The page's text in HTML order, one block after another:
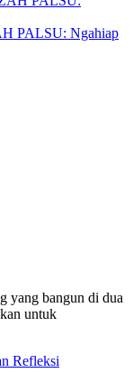
PALSU: Ngahiap
yang bangun di dua
untuk